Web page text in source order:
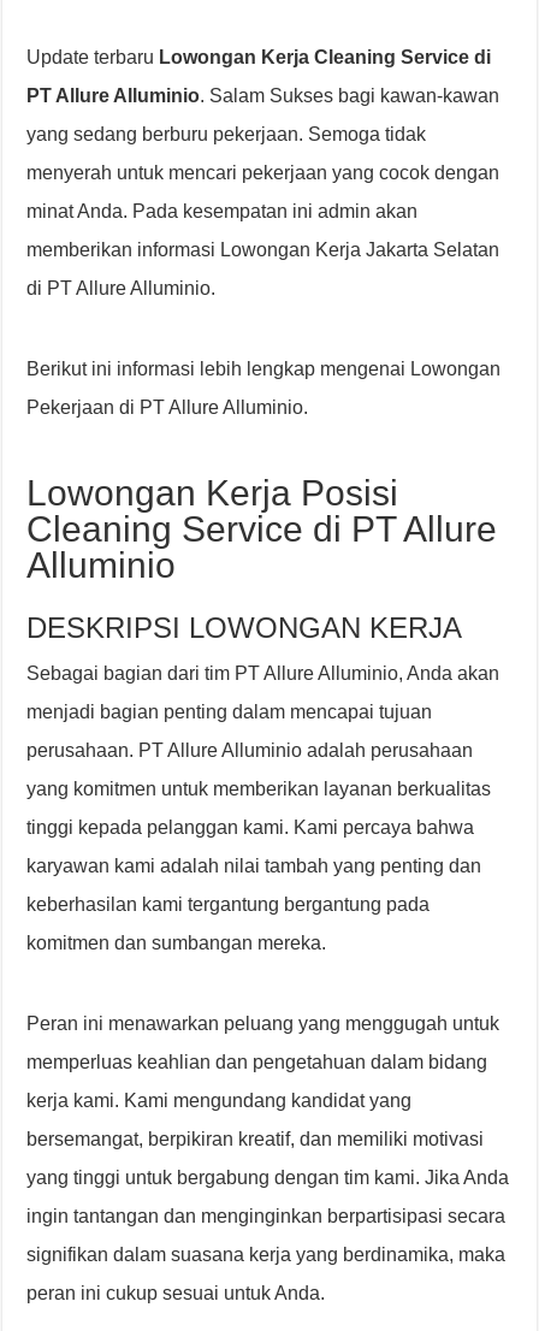
Update terbaru Lowongan Kerja Cleaning Service di
PT Allure Alluminio. Salam Sukses bagi kawan-kawan
yang sedang berburu pekerjaan. Semoga tidak
menyerah untuk mencari pekerjaan yang cocok dengan
minat Anda. Pada kesempatan ini admin akan
memberikan informasi Lowongan Kerja Jakarta Selatan
di PT Allure Alluminio.
Berikut ini informasi lebih lengkap mengenai Lowongan
Pekerjaan di PT Allure Alluminio.
Lowongan Kerja Posisi
Cleaning Service di PT Allure
Alluminio
DESKRIPSI LOWONGAN KERJA
Sebagai bagian dari tim PT Allure Alluminio, Anda akan
menjadi bagian penting dalam mencapai tujuan
perusahaan. PT Allure Alluminio adalah perusahaan
yang komitmen untuk memberikan layanan berkualitas
tinggi kepada pelanggan kami. Kami percaya bahwa
karyawan kami adalah nilai tambah yang penting dan
keberhasilan kami tergantung bergantung pada
komitmen dan sumbangan mereka.
Peran ini menawarkan peluang yang menggugah untuk
memperluas keahlian dan pengetahuan dalam bidang
kerja kami. Kami mengundang kandidat yang
bersemangat, berpikiran kreatif, dan memiliki motivasi
yang tinggi untuk bergabung dengan tim kami. Jika Anda
ingin tantangan dan menginginkan berpartisipasi secara
signifikan dalam suasana kerja yang berdinamika, maka
peran ini cukup sesuai untuk Anda.